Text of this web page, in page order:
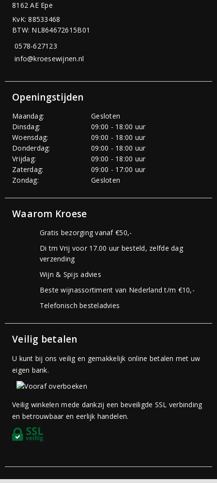
8162 AE Epe
KvK: 88533468
BTW: NL864672615B01
0578-627123
info@kroesewijnen.nl
Openingstijden
Maandag:
Gesloten
Dinsdag:
09:00 - 18:00 uur
Woensdag:
09:00 - 18:00 uur
Donderdag:
09:00 - 18:00 uur
Vrijdag:
09:00 - 18:00 uur
Zaterdag:
09:00 - 17:00 uur
Zondag:
Gesloten
Waarom Kroese
Gratis bezorging vanaf €50,-
Di tm Vrij voor 17.00 uur besteld, zelfde dag
verzending
Wijn & Spijs advies
Beste wijnassortiment van Nederland t/m €10,-
Telefonisch besteladvies
Veilig betalen
U kunt bij ons veilig en gemakkelijk online betalen met uw
eigen bank.
Veilig winkelen mede dankzij een beveiligde SSL verbinding
en betrouwbaar en eerlijk handelen.